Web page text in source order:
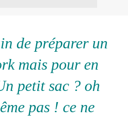
de préparer un
mais pour en
petit sac ? oh
pas ! ce ne